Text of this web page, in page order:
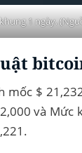
1 ngày.
mốc $
và Mức